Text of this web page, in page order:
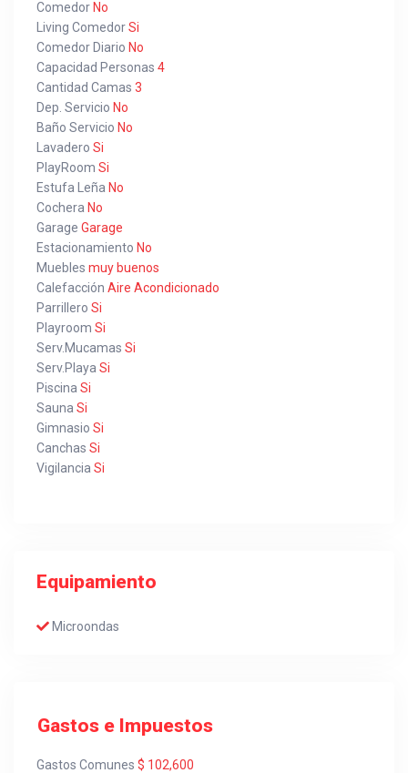
Comedor No
Living ComedorSi
Comedor Diario No
Capacidad Personas 4
Cantidad Camas 3
Dep. Servicio No
Baño Servicio No
Lavadero Si
PlayRoom Si
Estufa Leña No
Cochera No
Garage Garage
Estacionamiento No
Muebles muy buenos
Calefacción Aire Acondicionado
Parrillero Si
Playroom Si
Serv.Mucamas Si
Serv.Playa Si
Piscina Si
Sauna Si
Gimnasio Si
Canchas Si
Vigilancia Si
Equipamiento
Microondas
Gastos e Impuestos
Gastos Comunes $ 102,600